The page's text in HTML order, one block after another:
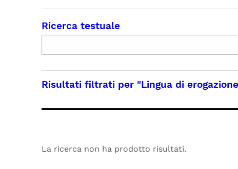
Ricerca testuale
Risultati filtrati per "Lingua di
La ricerca non ha prodotto risultati.